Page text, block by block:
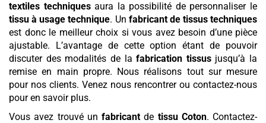
textiles techniquesaura la possibilité de personnaliser le
tissu à usage technique. Un fabricant de tissus techniques
est donc le meilleur choix si vous avez besoin d’une pièce
ajustable. L’avantage de cette option étant de pouvoir
discuter des modalités de lafabrication tissusjusqu’à la
remise en main propre. Nous réalisons tout sur mesure
pour nos clients. Venez nous rencontrer ou contactez-nous
pour en savoir plus.
Vous avez trouvé un fabricant de tissu Coton. Contactez-